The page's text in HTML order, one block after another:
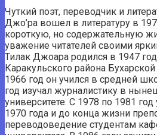
Чуткий поэт, переводчик и
Джо’ра вошел в литературу в
короткую, но содержательную
уважение читателей своими
Тилак Джоара родился в 1947
Каракульского района
1966 год он учился в средней
год изучал журналистику в
университете. С 1978 по 1981 год
1970 года и до конца жизни
переводоведение студентам